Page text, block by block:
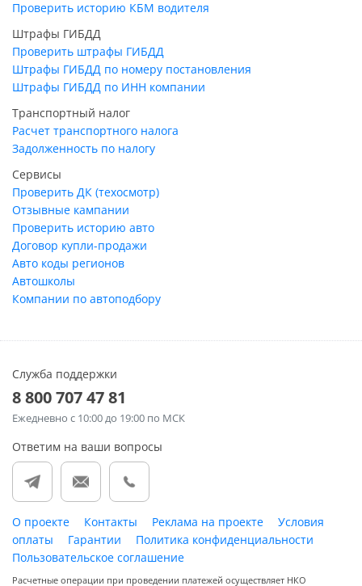
Проверить историю КБМ водителя
Штрафы ГИБДД
Проверить штрафы ГИБДД
Штрафы ГИБДД по номеру постановления
Штрафы ГИБДД по ИНН компании
Транспортный налог
Расчет транспортного налога
Задолженность по налогу
Сервисы
Проверить ДК (техосмотр)
Отзывные кампании
Проверить историю авто
Договор купли-продажи
Авто коды регионов
Автошколы
Компании по автоподбору
Служба поддержки
8 800 707 47 81
Ежедневно с 10:00 до 19:00 по МСК
Ответим на ваши вопросы
О проекте Контакты Реклама на проекте
Условия
оплаты
Гарантии
Политика конфиденциальности
Пользовательское соглашение
Расчетные операции при проведении платежей осуществляет НКО